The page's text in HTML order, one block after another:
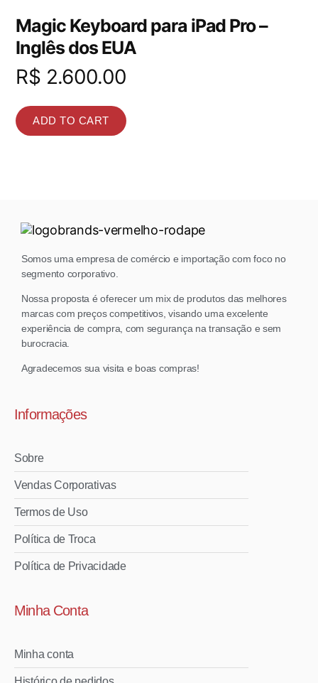
Magic Keyboard para iPad Pro –
Inglês dos EUA
R$ 2.600.00
ADD TO CART
Somos uma empresa de comércio e importação com foco no
segmento corporativo.
Nossa proposta é oferecer um mix de produtos das melhores
marcas com preços competitivos, visando uma excelente
experiência de compra, com segurança na transação e sem
burocracia.
Agradecemos sua visita e boas compras!
Informações
Sobre
Vendas Corporativas
Termos de Uso
Política de Troca
Política de Privacidade
Minha Conta
Minha conta